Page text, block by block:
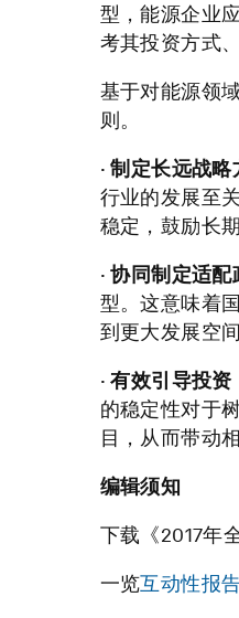
型，能源企业
考其投资方式
基于对能源领
则。
·制定长远战略
行业的发展至
稳定，鼓励长期
·协同制定适配
型。这意味着
到更大发展空间
·有效引导投资
的稳定性对于
目，从而带动
编辑须知
下载《2017年
一览互动性报